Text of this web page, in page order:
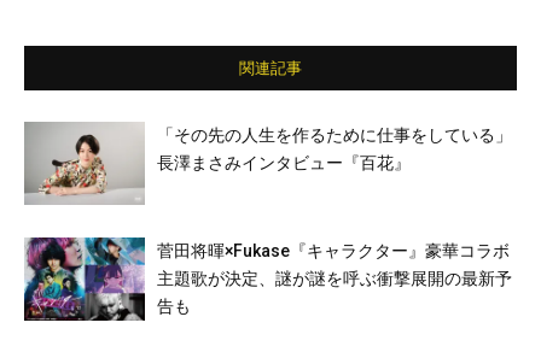
関連記事
「その先の人生を作るために仕事をしている」
長澤まさみインタビュー『百花』
菅田将暉×Fukase『キャラクター』豪華コラボ
主題歌が決定、謎が謎を呼ぶ衝撃展開の最新予
告も